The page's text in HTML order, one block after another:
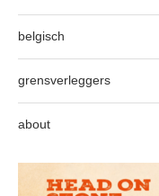
belgisch
grensverleggers
about